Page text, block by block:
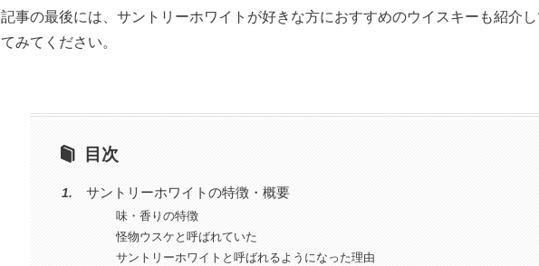
記事の最後には、サントリーホワイトが好きな方におすすめのウイスキーも紹介
てみてください。
目次
サントリーホワイトの特徴・概要
味・香りの特徴
怪物ウスケと呼ばれていた
サントリーホワイトと呼ばれるようになった理由